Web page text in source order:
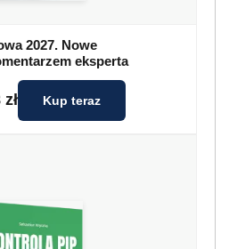
2027. Nowe
eksperta
Kup teraz